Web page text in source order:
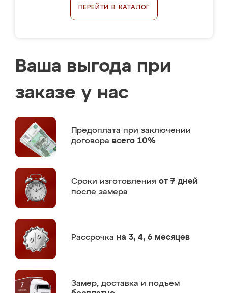
ПЕРЕЙТИ В КАТАЛОГ
Ваша выгода при
заказе у нас
Предоплата при заключении
договора всего 10%
Сроки изготовления от 7 дней
после замера
Рассрочка на 3, 4, 6 месяцев
Замер, доставка и подъем